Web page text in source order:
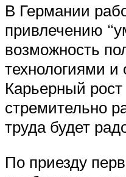
В Германии
привлечению
возможность
технологиями
Карьерный рост
стремительно
труда будет
По приезду